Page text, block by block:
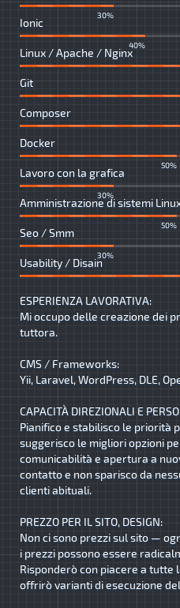
30%
Ionic
40%
Linux / Apache / Nginx
Git
Composer
Docker
50%
Lavoro con la grafica
30%
Amministrazione di sistemi
50%
Seo / Smm
30%
Usability / Disain
ESPERIENZA LAVORATIVA:
Mi occupo delle creazione dei
tuttora.
CMS / Frameworks:
Yii, Laravel, WordPress, DLE,
CAPACITÀ DIREZIONALI E
Pianifico e stabilisco le priorità
suggerisco le migliori opzioni
comunicabilità e apertura a
contatto e non sparisco da
clienti abituali.
PREZZO PER IL SITO, DESIGN:
Non ci sono prezzi sul sito —
i prezzi possono essere
Risponderò con piacere a tutte
offrirò varianti di esecuzione